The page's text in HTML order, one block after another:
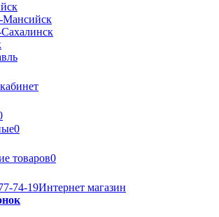
0
товаров0
74-19Интернет магазин